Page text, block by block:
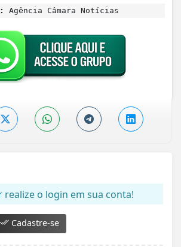
Agência Câmara Notícias
realize o login em sua conta!
Cadastre-se